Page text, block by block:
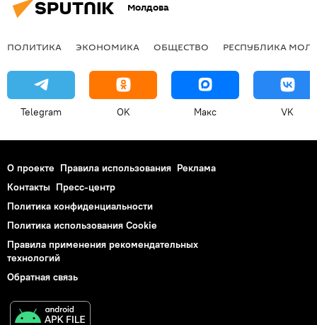
Молдова
ПОЛИТИКА ЭКОНОМИКА ОБЩЕСТВО РЕСПУБЛИКА
Telegram OK Макс VK
О проекте Правила использования Реклама
Контакты Пресс-центр
Политика конфиденциальности
Политика использования Cookie
Правила применения рекомендательных
технологий
Обратная связь